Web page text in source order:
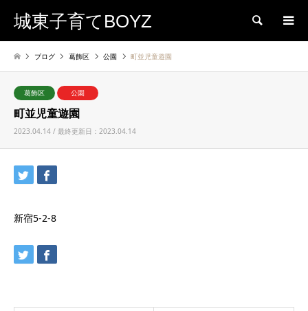
城東子育てBOYZ 検索
ブログ 葛飾区 公園 町並児童遊園
葛飾区 公園
町並児童遊園
2023.04.14 / 最終更新日：2023.04.14
新宿5-2-8